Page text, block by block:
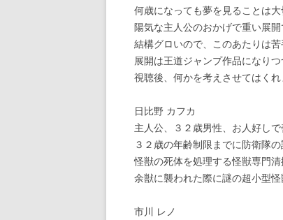
何歳になっても夢を見ることは大
陽気な主人公のおかげで重い展開
結構グロいので、このあたりは苦
展開は王道ジャンプ作品になりつ
視聴後、何かを考えさせてはく
日比野 カフカ
主人公、３２歳男性、お人好しで
３２歳の年齢制限までに防衛隊の
怪獣の死体を処理する怪獣専門
余獣に襲われた際に謎の超小型
市川 レノ